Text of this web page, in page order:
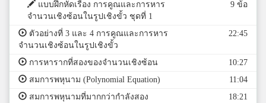
แบบฝึกหัดเรื่อง การคูณและการหาร
จำนวนเชิงซ้อนในรูปเชิงขั้ว ชุดที่ 1
9 ข้อ
ตัวอย่างที่ 3 และ 4 การคูณและการหาร
จำนวนเชิงซ้อนในรูปเชิงขั้ว
22:45
การหารากที่สองของจำนวนเชิงซ้อน
10:27
สมการพหุนาม (Polynomial Equation)
11:04
สมการพหุนามที่มากกว่ากำลังสอง
18:21